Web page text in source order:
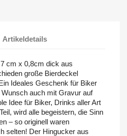
Artikeldetails
cm x 0,8cm dick aus
große Bierdeckel
Ideales Geschenk für Biker
auch mit Gravur auf
Idee für Biker, Drinks aller Art
wird alle begeistern, die Sinn
– so originell waren
selten! Der Hingucker aus